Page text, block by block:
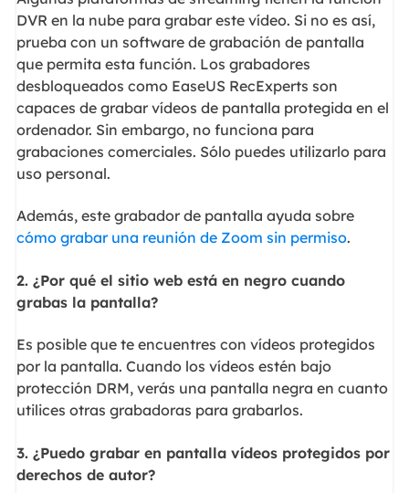
DVR en la nube para grabar este vídeo. Si no es así,
prueba con un software de grabación de pantalla
que permita esta función. Los grabadores
desbloqueados como EaseUS RecExperts son
capaces de grabar vídeos de pantalla protegida en el
ordenador. Sin embargo, no funciona para
grabaciones comerciales. Sólo puedes utilizarlo para
uso personal.
Además, este grabador de pantalla ayuda sobre
cómo grabar una reunión de Zoom sin permiso.
2. ¿Por qué el sitio web está en negro cuando
grabas la pantalla?
Es posible que te encuentres con vídeos protegidos
por la pantalla. Cuando los vídeos estén bajo
protección DRM, verás una pantalla negra en cuanto
utilices otras grabadoras para grabarlos.
3. ¿Puedo grabar en pantalla vídeos protegidos por
derechos de autor?